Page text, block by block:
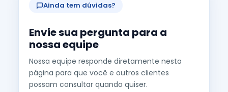
Ainda tem dúvidas?
Envie sua pergunta para a
nossa equipe
Nossa equipe responde diretamente nesta
página para que você e outros clientes
possam consultar quando quiser.